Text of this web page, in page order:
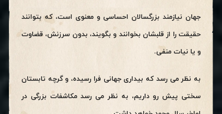
جهان نیازمند بزرگسالان احساسی و معنوی است، که بتوانند
حقیقت را از قلبشان بخوانند و بگویند، بدون سرزنش، قضاوت
و یا نیات منفی.
به نظر می رسد که بیداری جهانی فرا رسیده، و گرچه تابستان
سختی پیش رو داریم، به نظر می رسد مکاشفات بزرگی در